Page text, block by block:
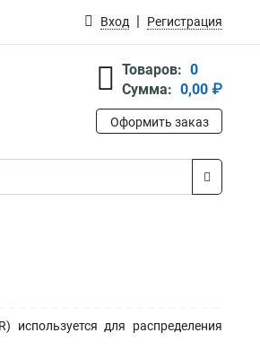
Вход Регистрация
Товаров: 0
Сумма: 0,00 ₽
Оформить заказ
для распределения